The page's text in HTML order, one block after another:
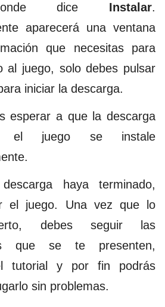
dice Instalar.
aparecerá una ventana
que necesitas para
al juego, solo debes pulsar
iniciar la descarga.
esperar a que la descarga
el juego se instale
haya terminado,
el juego. Una vez que lo
debes seguir las
que se te presenten,
tutorial y por fin podrás
sin problemas.